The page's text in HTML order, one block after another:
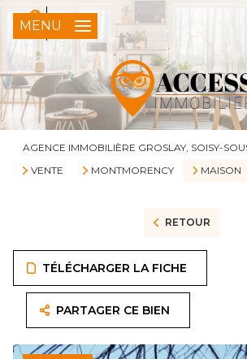
0
FR
MENU
AGENCE IMMOBILIÈRE GROSLAY, SOISY-
VENTE
MONTMORENCY MAISON
RETOUR
TÉLÉCHARGER LA FICHE
PARTAGER CE BIEN